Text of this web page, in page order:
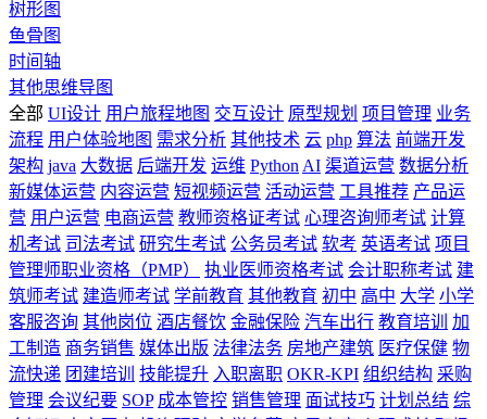
树形图
鱼骨图
时间轴
其他思维导图
全部 UI设计 用户旅程地图 交互设计 原型规划 项目管理 业务
流程 用户体验地图 需求分析 其他技术 云 php 算法 前端开发
架构 java 大数据 后端开发 运维 Python AI 渠道运营 数据分析
新媒体运营 内容运营 短视频运营 活动运营 工具推荐 产品运
营 用户运营 电商运营 教师资格证考试 心理咨询师考试 计算
机考试 司法考试 研究生考试 公务员考试 软考 英语考试 项目
管理师职业资格（PMP）
执业医师资格考试 会计职称考试 建
筑师考试 建造师考试 学前教育 其他教育 初中 高中 大学 小学
客服咨询 其他岗位 酒店餐饮 金融保险 汽车出行 教育培训
加
工制造 商务销售 媒体出版 法律法务 房地产建筑 医疗保健 物
流快递 团建培训 技能提升 入职离职 OKR-KPI 组织结构 采购
管理 会议纪要 SOP 成本管控 销售管理 面试技巧 计划总结 综